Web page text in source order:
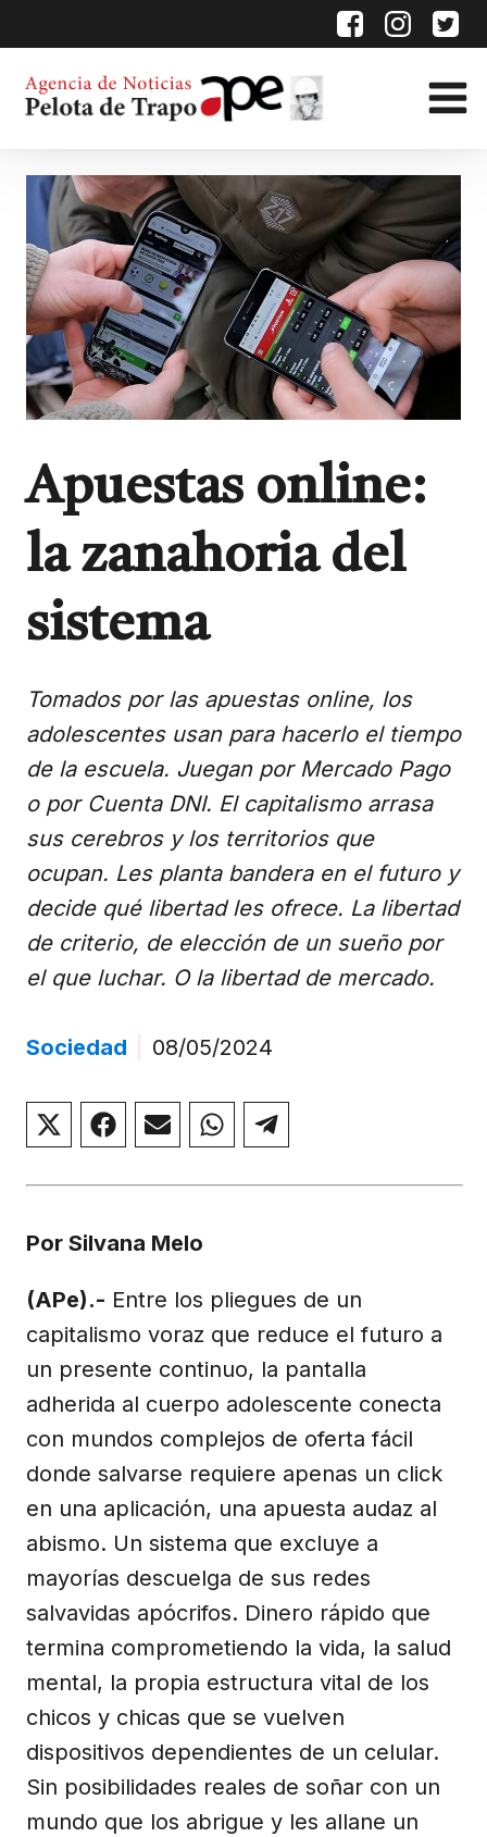
Apuestas online:
la zanahoria del
sistema
Tomados por las apuestas online, los
adolescentes usan para hacerlo el tiempo
de la escuela. Juegan por Mercado Pago
o por Cuenta DNI. El capitalismo arrasa
sus cerebros y los territorios que
ocupan. Les planta bandera en el futuro y
decide qué libertad les ofrece. La libertad
de criterio, de elección de un sueño por
el que luchar. O la libertad de mercado.
Sociedad 08/05/2024
Compartir
en
(Twitter)
Compartir
en
Compartir
en
Compartir
en
Compartir
en
Por Silvana Melo
(APe).- Entre los pliegues de un
capitalismo voraz que reduce el futuro a
un presente continuo, la pantalla
adherida al cuerpo adolescente conecta
con mundos complejos de oferta fácil
donde salvarse requiere apenas un click
en una aplicación, una apuesta audaz al
abismo. Un sistema que excluye a
mayorías descuelga de sus redes
salvavidas apócrifos. Dinero rápido que
termina comprometiendo la vida, la salud
mental, la propia estructura vital de los
chicos y chicas que se vuelven
dispositivos dependientes de un celular.
Sin posibilidades reales de soñar con un
mundo que los abrigue y les allane un